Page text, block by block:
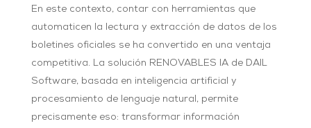
En este contexto, contar con herramientas que
automaticen la lectura y extracción de datos de los
boletines oficiales se ha convertido en una ventaja
competitiva. La solución RENOVABLES IA de DAIL
Software, basada en inteligencia artificial y
procesamiento de lenguaje natural, permite
precisamente eso: transformar información